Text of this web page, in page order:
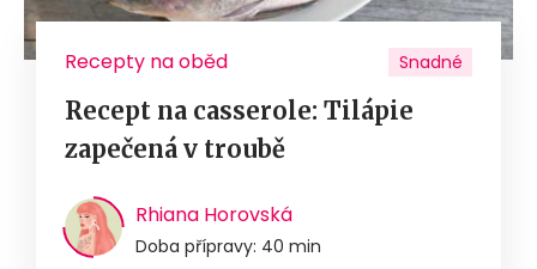
Recepty na oběd Snadné
Recept na casserole: Tilápie
zapečená v troubě
Rhiana Horovská
Doba přípravy: 40 min